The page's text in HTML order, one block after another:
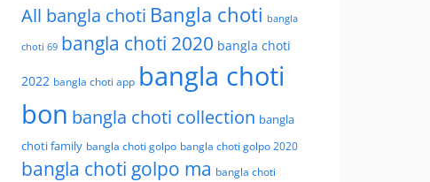
All bangla choti Bangla choti bangla
choti 69 bangla choti 2020 bangla choti
2022 bangla choti app bangla choti
bon bangla choti collection bangla
choti family bangla choti golpo bangla choti golpo 2020
bangla choti golpo ma bangla choti